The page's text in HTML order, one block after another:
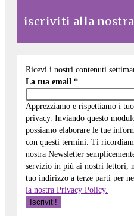
iscriviti alla
Ricevi i nostri contenuti
La tua email *
Apprezziamo e rispettiamo i
privacy. Inviando questo
possiamo elaborare le tue
con questi termini. Ti
nostra Newsletter
servizio in più ai nostri lettori,
tuo indirizzo a terze parti per
la nostra Privacy Policy.